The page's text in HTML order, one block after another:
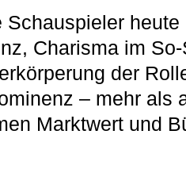
Schauspieler
Charisma im
der
– mehr als
Marktwert und